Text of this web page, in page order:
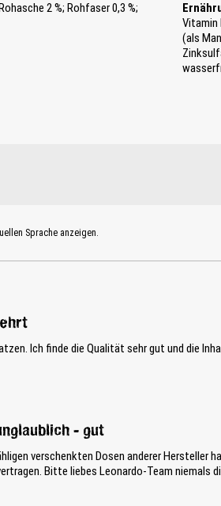
2 %; Rohfaser 0,3 %;
Vitamin
(als
Sprache anzeigen.
Ich finde die Qualität sehr gut und die
- gut
verschenkten Dosen anderer Hersteller
Bitte liebes Leonardo-Team niemals